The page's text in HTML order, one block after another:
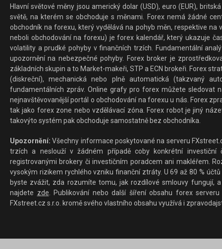
Hlavní světové měny jsou americký dolar (USD), euro (EUR),
světě, na kterém se obchoduje s měnami. Forex nemá žádné
obchodník na forexu, který vydělává na pohyb měn, respektive
neboli obchodování na forexu) je forex kalendář, který ukazuje
volatility a prudké pohyby v finančních trzích. Fundamentální
upozornění na nebezpečné pohyby. Forex broker je
základních skupin a to Market-makeři, STP a ECN brokeři. Forex
(diskreční), mechanická nebo plně automatická (takzvaný
fundamentálních zpráv. Online grafy pro forex můžete sledovat
nejnavštěvovanější portál o obchodování na forexu u nás. Forex
tak jako forex zone nebo vzdělávací zóna. Forex robot je jiný
takovýto systém pak obchoduje samostatně bez obchodníka.
Upozornění: Všechny informace poskytované na serveru
trzích a neslouží v žádném případě coby konkrétní investiční
registrovanými brokery či investičním poradcem ani makléřem.
vysokým rizikem rychlého vzniku finanční ztráty. U 69 až 80 %
byste zvážit, zda rozumíte tomu, jak rozdílové smlouvy fungují,
najdete zde. Publikování nebo další šíření obsahu forex
FXstreet.cz s.r.o. kromě svého vlastního obsahu využívá i